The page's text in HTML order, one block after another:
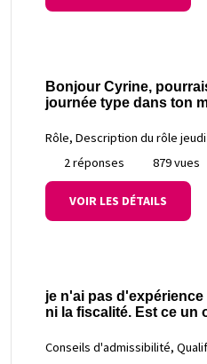
Bonjour Cyrine,
journée type dans ton
Rôle, Description du rôle
2 réponses
879 vues
VOIR LES DÉTAILS
je n'ai pas
ni la fiscalité. Est ce un
Conseils d'admissibilité,